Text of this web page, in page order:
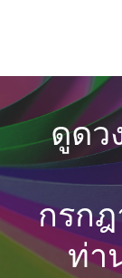
ดูดว
กรก
ท่า